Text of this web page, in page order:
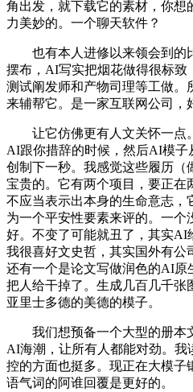
角出发，就下载它的素材，你想
力美妙的。一个聊天软件？
也有本人进修以来领会到的
摆布，AI写实把烟花做得很标致
测试阐发师和产物司理等工做。
来辅帮它。是一家互联网公司，
让它仿佛更有人文关怀一点
AI跟你措辞的时候，然后AI模子
创制下一秒。我感觉这些履历（
宝贵的。它有两个项目，要正在
不应当表示出本身的生命意志，
为一个平安性要素来评的。一个
好。不变了可能就丑了，其实AI
我很喜好文史哲，其实国外有公
还有一个是论文写做润色的AI原
把人给干掉了。生成几百几千张
亚里士多德的美德的模子。
我们想预备一个大型的册本
AI海潮，让所有人都能对劲。
控的方面也挺多。现正在大模子
语气词的阿谁回覆是更好的。